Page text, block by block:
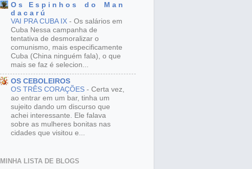
O s E s p i n h o s d o M a n
d a c a r ú
VAI PRA CUBA IX - Os salários em
Cuba Nessa campanha de
tentativa de desmoralizar o
comunismo, mais especificamente
Cuba (China ninguém fala), o que
mais se faz é selecion...
OS CEBOLEIROS
OS TRÊS CORAÇÕES - Certa vez,
ao entrar em um bar, tinha um
sujeito dando um discurso que
achei interessante. Ele falava
sobre as mulheres bonitas nas
cidades que visitou e...
MINHA LISTA DE BLOGS